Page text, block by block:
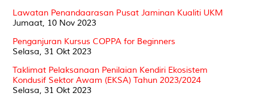
Lawatan Penandaarasan Pusat Jaminan Kualiti UKM
Jumaat, 10 Nov 2023
Penganjuran Kursus COPPA for Beginners
Selasa, 31 Okt 2023
Taklimat Pelaksanaan Penilaian Kendiri Ekosistem
Kondusif Sektor Awam (EKSA) Tahun 2023/2024
Selasa, 31 Okt 2023